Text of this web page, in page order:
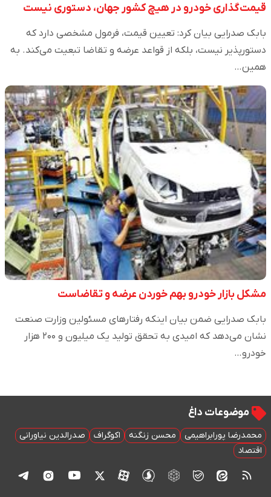
قیمت‌گذاری خودرو در هیچ کشور جهان، دستوری نیست
بابک صدرایی بیان کرد: تعیین قیمت، فرمول مشخصی دارد که
دستورپذیر نیست، بلکه از قواعد عرضه و تقاضا تبعیت می‌کند. به
همین…
مشکل بازار خودرو بهم خوردن عرضه و تقاضاست
بابک صدرایی ضمن بیان اینکه رفتارهای مسئولین وزارت صنعت
نشان می‌دهد که امیدی به تحقق تولید یک میلیون و ۲۰۰ هزار
خودرو…
موضوعات داغ
محمدرضا پورابراهیمی محسن زنگنه اکوگراف
صدرالدین نیاورانی
اقتصاد